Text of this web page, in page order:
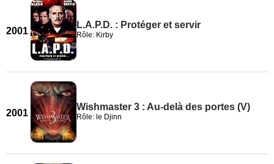
2001
L.A.P.D. : Protéger et servir
Rôle: Kirby
2001
Wishmaster 3 : Au-delà des portes (V)
Rôle: le Djinn